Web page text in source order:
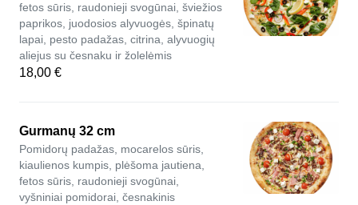
fetos sūris, raudonieji svogūnai, šviežios
paprikos, juodosios alyvuogės, špinatų
lapai, pesto padažas, citrina, alyvuogių
aliejus su česnaku ir žolelėmis
18,00 €
Gurmanų 32 cm
Pomidorų padažas, mocarelos sūris,
kiaulienos kumpis, plėšoma jautiena,
fetos sūris, raudonieji svogūnai,
vyšniniai pomidorai, česnakinis